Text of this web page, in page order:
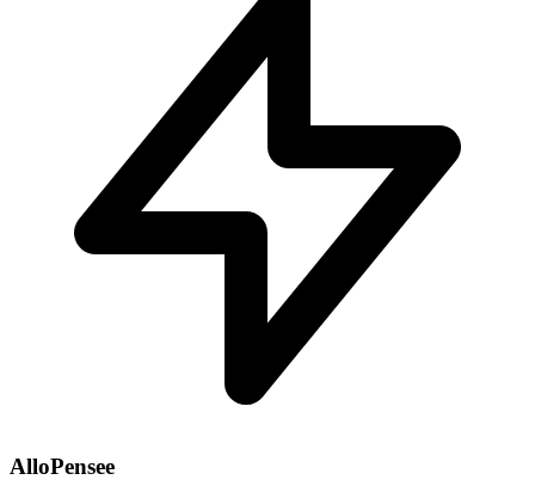
AlloPensee